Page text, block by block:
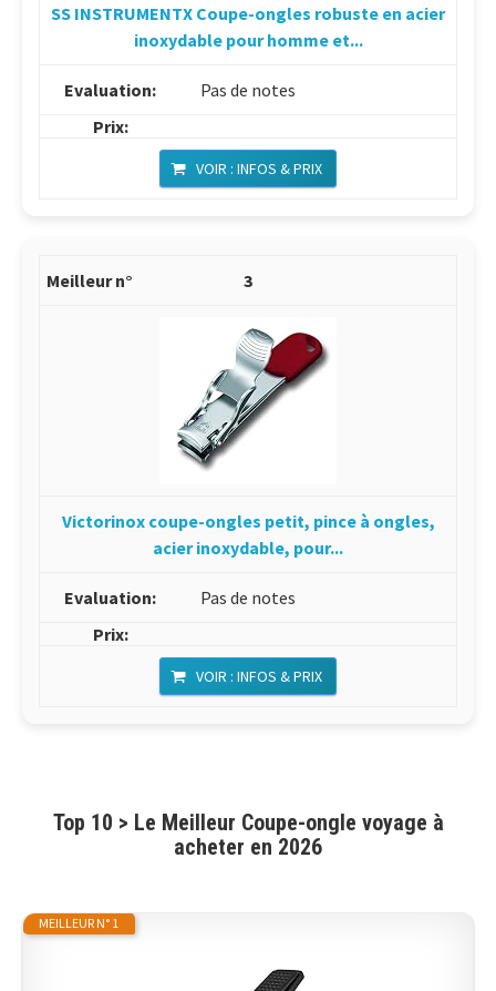
SS INSTRUMENTX Coupe-ongles robuste en acier
inoxydable pour homme et...
Pas de notes
VOIR : INFOS & PRIX
3
Victorinox coupe-ongles petit, pince à ongles,
acier inoxydable, pour...
Pas de notes
VOIR : INFOS & PRIX
Top 10 > Le Meilleur Coupe-ongle voyage à
acheter en 2026
MEILLEUR N° 1